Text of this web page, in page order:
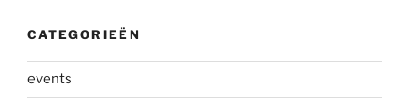
CATEGORIEËN
events